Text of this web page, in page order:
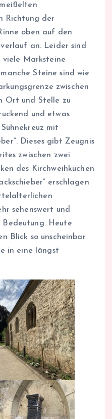
Richtung der
oben auf den
an. Leider sind
viele Marksteine
Steine sind wie
zwischen
Ort und Stelle zu
und etwas
mit
Dieses gibt Zeugnis
zwischen zwei
des Kirchweihkuchen
erschlagen
sehenswert und
Heute
Blick so unscheinbar
in eine längst